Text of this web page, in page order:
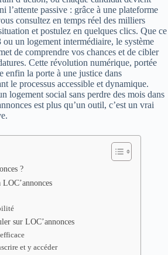
l’attente passive : grâce à une plateforme
consultez en temps réel des milliers
et postulez en quelques clics. Que ce
un logement intermédiaire, le système
de comprendre vos chances et de cibler
Cette révolution numérique, portée
enfin la porte à une justice dans
le processus accessible et dynamique.
logement social sans perdre des mois dans
est plus qu’un outil, c’est un vrai
?
sur LOC’annonces
et y accéder